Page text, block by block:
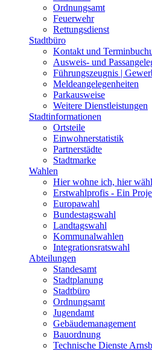
Ordnungsamt
Feuerwehr
Rettungsdienst
Stadtbüro
Kontakt und
Ausweis- und
Führungszeugnis |
Meldeangelegenheiten
Parkausweise
Weitere Dienstleistungen
Stadtinformationen
Ortsteile
Einwohnerstatistik
Partnerstädte
Stadtmarke
Wahlen
Hier wohne ich, hier
Erstwahlprofis - Ein
Europawahl
Bundestagswahl
Landtagswahl
Kommunalwahlen
Integrationsratswahl
Abteilungen
Standesamt
Stadtplanung
Stadtbüro
Ordnungsamt
Jugendamt
Gebäudemanagement
Bauordnung
Technische Dienste